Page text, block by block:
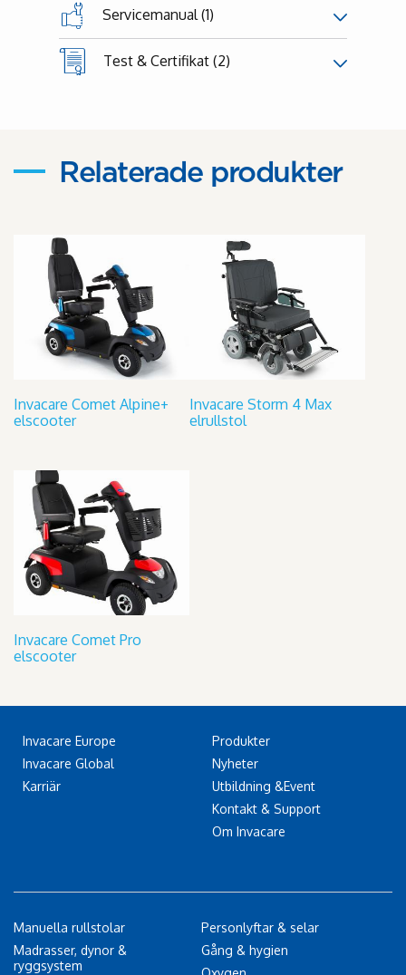
Servicemanual (1)
Test & Certifikat (2)
Relaterade produkter
Invacare Comet Alpine+
elscooter
Invacare Storm 4 Max
elrullstol
Invacare Comet Pro
elscooter
Invacare Europe
Invacare Global
Karriär
Produkter
Nyheter
Utbildning &Event
Kontakt & Support
Om Invacare
Manuella rullstolar
Madrasser, dynor &
ryggsystem
Personlyftar & selar
Gång & hygien